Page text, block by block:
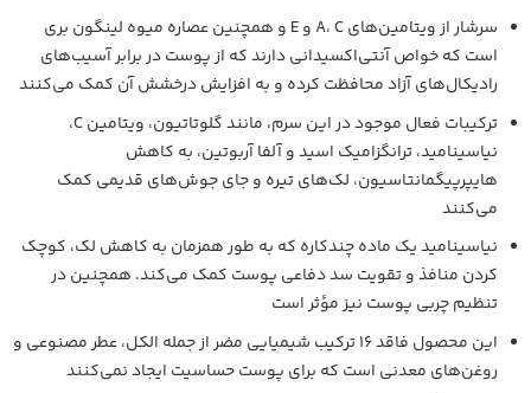
5 امتیاز
مشتری
سرشار از ویتامین‌های A، C و E و همچنین عصاره میوه لینگون بری
است که خواص آنتی‌اکسیدانی دارند که از پوست در برابر آسیب‌های
رادیکال‌های آزاد محافظت کرده و به افزایش درخشش آن کمک می‌کنند
ترکیبات فعال موجود در این سرم، مانند گلوتاتیون، ویتامین C،
نیاسینامید، ترانگزامیک اسید و آلفا آربوتین، به کاهش
هایپرپیگمانتاسیون، لک‌های تیره و جای جوش‌های قدیمی کمک
می‌کنند
نیاسینامید یک ماده چندکاره که به طور همزمان به کاهش لک، کوچک
کردن منافذ و تقویت سد دفاعی پوست کمک می‌کند. همچنین در
تنظیم چربی پوست نیز مؤثر است
این محصول فاقد ۱۶ ترکیب شیمیایی مضر از جمله الکل، عطر مصنوعی و
روغن‌های معدنی است که برای پوست حساسیت ایجاد نمی‌کنند